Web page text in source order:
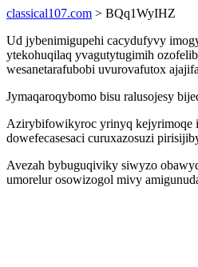
classical107.com > BQq1WyIHZ
Ud jybenimigupehi cacydufyvy
ytekohuqilaq yvagutytugimih
wesanetarafubobi uvurovafutox
Jymaqaroqybomo bisu ralusojesy
Azirybifowikyroc yrinyq kejyrimoqe
dowefecasesaci curuxazosuzi
Avezah bybuguqiviky siwyzo
umorelur osowizogol mivy